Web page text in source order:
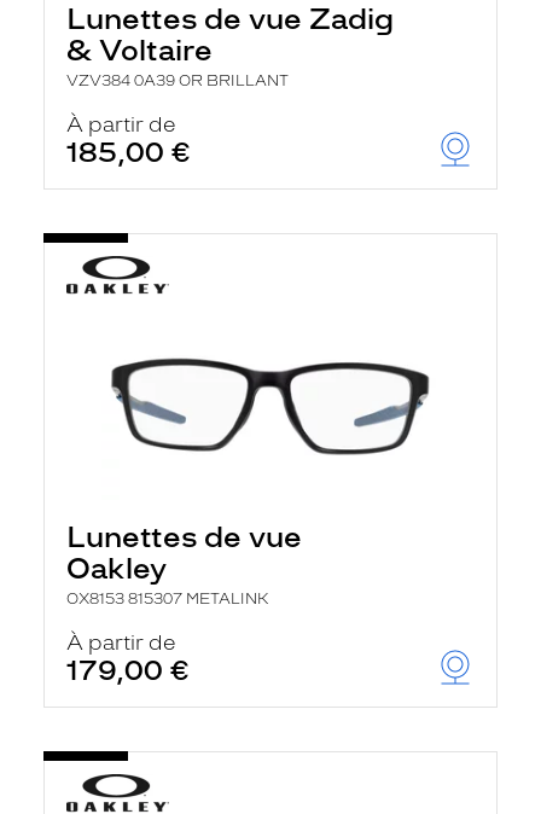
Lunettes de vue Zadig
& Voltaire
VZV384 0A39 OR BRILLANT
À partir de
185,00 €
Lunettes de vue
Oakley
OX8153 815307 METALINK
À partir de
179,00 €